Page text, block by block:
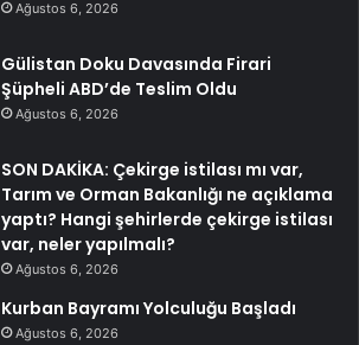
Ağustos 6, 2026
Gülistan Doku Davasında Firari
Şüpheli ABD’de Teslim Oldu
Ağustos 6, 2026
SON DAKİKA: Çekirge istilası mı var,
Tarım ve Orman Bakanlığı ne açıklama
yaptı? Hangi şehirlerde çekirge istilası
var, neler yapılmalı?
Ağustos 6, 2026
Kurban Bayramı Yolculuğu Başladı
Ağustos 6, 2026